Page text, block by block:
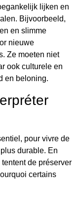
lijken en
Bijvoorbeeld,
en slimme
nieuwe
Ze moeten niet
ook culturele en
en beloning.
pour vivre de
durable. En
de préserver
certains